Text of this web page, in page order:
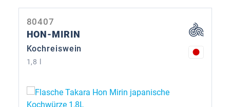
80407
HON-MIRIN
Kochreiswein
1,8 l